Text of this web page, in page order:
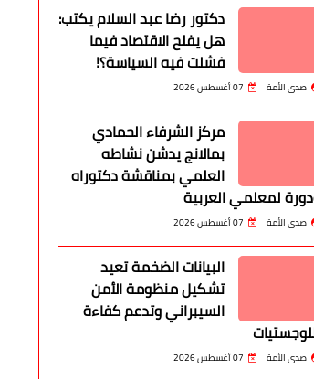
دكتور رضا عبد السلام يكتب:
هل يفلح الاقتصاد فيما
فشلت فيه السياسة؟!
صدى الأمة 07 أغسطس 2026
مركز الشرفاء الحمادي
بمالانج يدشن نشاطه
العلمي بمناقشة دكتوراه
لمعلمي العربية
صدى الأمة 07 أغسطس 2026
البيانات الضخمة تعيد
تشكيل منظومة الأمن
السيبراني وتدعم كفاءة
صدى الأمة 07 أغسطس 2026